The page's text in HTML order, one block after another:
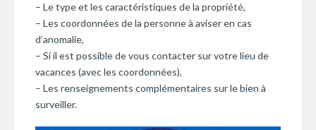
– Le type et les caractéristiques de la propriété,
– Les coordonnées de la personne à aviser en cas
d’anomalie,
– Si il est possible de vous contacter sur votre lieu de
vacances (avec les coordonnées),
– Les renseignements complémentaires sur le bien à
surveiller.